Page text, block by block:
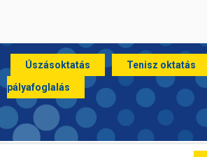
Úszásoktatás Tenisz oktatás
pályafoglalás